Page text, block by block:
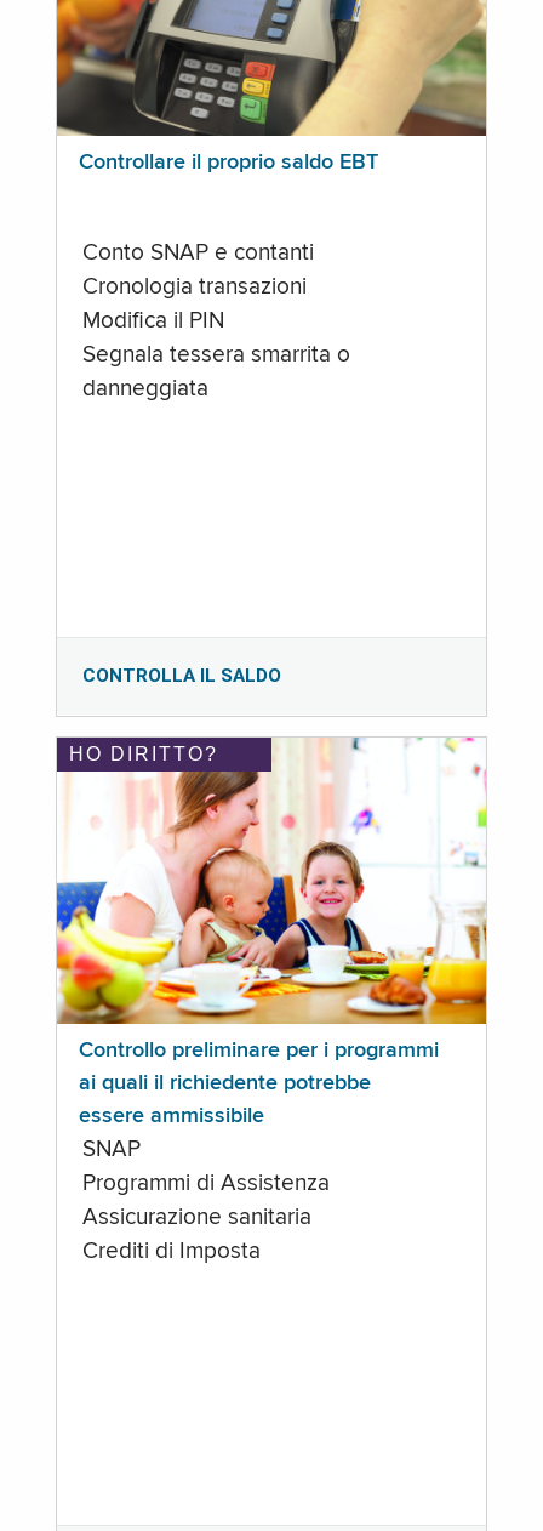
Controllare il proprio saldo EBT
Conto SNAP e contanti
Cronologia transazioni
Modifica il PIN
Segnala tessera smarrita o
danneggiata
CONTROLLA IL SALDO
HO DIRITTO?
Controllo preliminare per i programmi
ai quali il richiedente potrebbe
essere ammissibile
SNAP
Programmi di Assistenza
Assicurazione sanitaria
Crediti di Imposta